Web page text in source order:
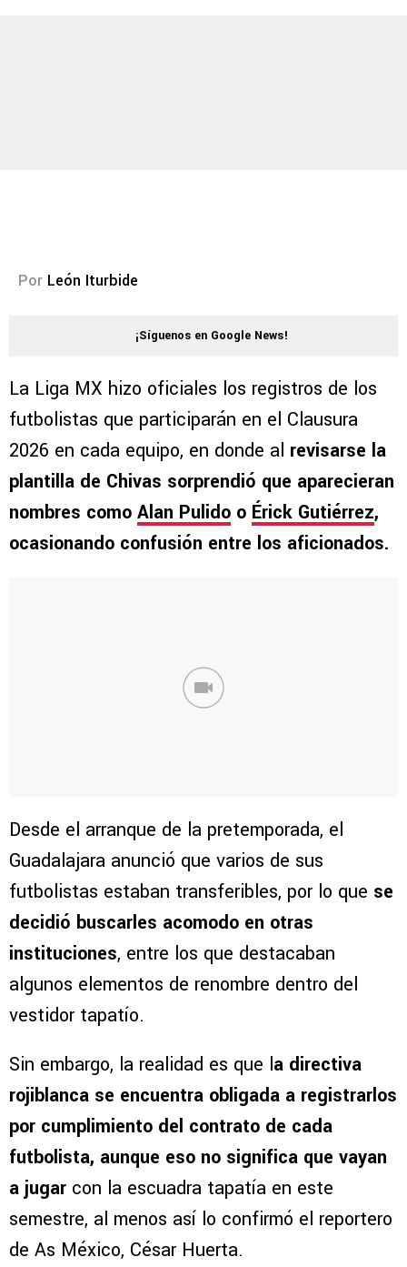
Por León Iturbide
¡Síguenos en Google News!
La Liga MX hizo oficiales los registros de los
futbolistas que participarán en el Clausura
2026 en cada equipo, en donde al revisarse la
plantilla de Chivas sorprendió que aparecieran
nombres como Alan Pulido o Érick Gutiérrez,
ocasionando confusión entre los aficionados.
Desde el arranque de la pretemporada, el
Guadalajara anunció que varios de sus
futbolistas estaban transferibles, por lo que se
decidió buscarles acomodo en otras
instituciones, entre los que destacaban
algunos elementos de renombre dentro del
vestidor tapatío.
Sin embargo, la realidad es que la directiva
rojiblanca se encuentra obligada a registrarlos
por cumplimiento del contrato de cada
futbolista, aunque eso no significa que vayan
a jugar con la escuadra tapatía en este
semestre, al menos así lo confirmó el reportero
de As México, César Huerta.